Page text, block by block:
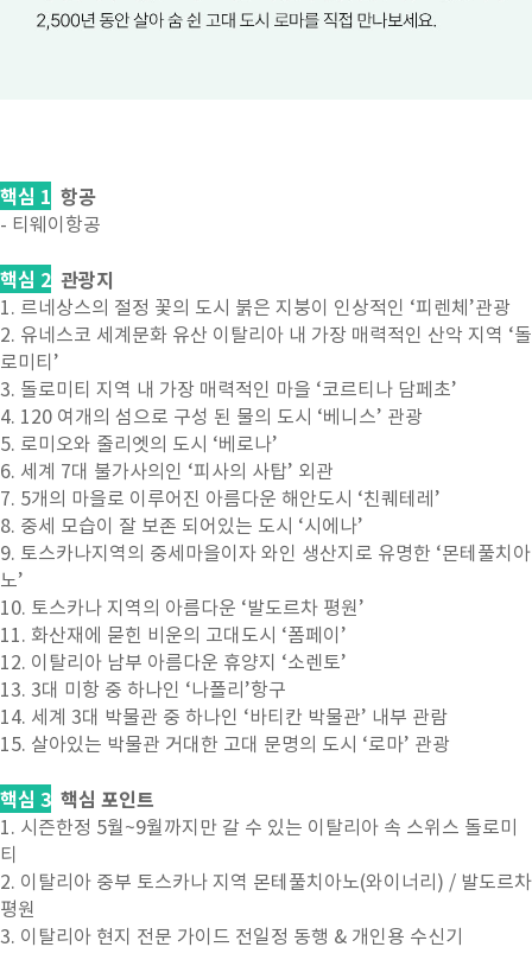
핵심 1 항공
- 티웨이항공
핵심 2 관광지
1. 르네상스의 절정 꽃의 도시 붉은 지붕이 인상적인 ‘피렌체’관광
2. 유네스코 세계문화 유산 이탈리아 내 가장 매력적인 산악 지역 ‘돌
로미티’
3. 돌로미티 지역 내 가장 매력적인 마을 ‘코르티나 담페초’
4. 120 여개의 섬으로 구성 된 물의 도시 ‘베니스’ 관광
5. 로미오와 줄리엣의 도시 ‘베로나’
6. 세계 7대 불가사의인 ‘피사의 사탑’ 외관
7. 5개의 마을로 이루어진 아름다운 해안도시 ‘친퀘테레’
8. 중세 모습이 잘 보존 되어있는 도시 ‘시에나’
9. 토스카나지역의 중세마을이자 와인 생산지로 유명한 ‘몬테풀치아
노’
10. 토스카나 지역의 아름다운 ‘발도르차 평원’
11. 화산재에 묻힌 비운의 고대도시 ‘폼페이’
12. 이탈리아 남부 아름다운 휴양지 ‘소렌토’
13. 3대 미항 중 하나인 ‘나폴리’항구
14. 세계 3대 박물관 중 하나인 ‘바티칸 박물관’ 내부 관람
15. 살아있는 박물관 거대한 고대 문명의 도시 ‘로마’ 관광
핵심 3 핵심 포인트
1. 시즌한정 5월~9월까지만 갈 수 있는 이탈리아 속 스위스 돌로미
티
2. 이탈리아 중부 토스카나 지역 몬테풀치아노(와이너리) / 발도르차
평원
3. 이탈리아 현지 전문 가이드 전일정 동행 & 개인용 수신기